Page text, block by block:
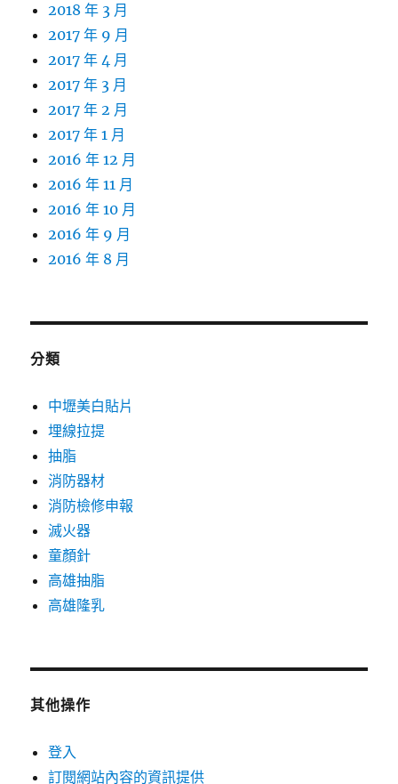
2018 年 3 月
2017 年 9 月
2017 年 4 月
2017 年 3 月
2017 年 2 月
2017 年 1 月
2016 年 12 月
2016 年 11 月
2016 年 10 月
2016 年 9 月
2016 年 8 月
分類
中壢美白貼片
埋線拉提
抽脂
消防器材
消防檢修申報
滅火器
童顏針
高雄抽脂
高雄隆乳
其他操作
登入
訂閱網站內容的資訊提供